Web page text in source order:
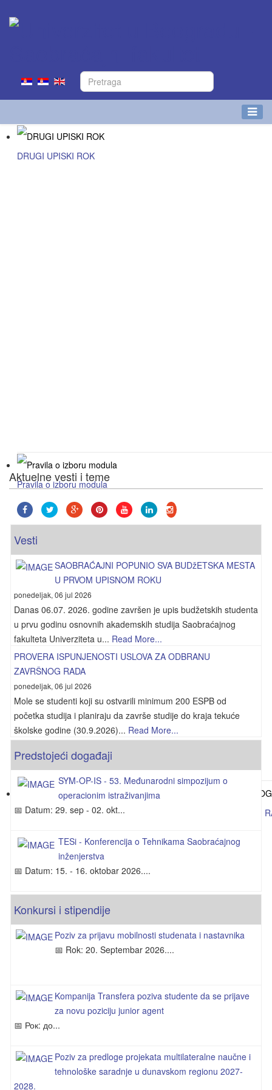
DRUGI UPISKI ROK
Pravila o izboru modula
za studente prve godine osnovnih akademskih
PROVERA ISPUNJENOSTI USLOVA ZA ODBRANU ZAVRŠNOG
Aktuelne vesti i teme
Vesti
SAOBRAĆAJNI POPUNIO SVA BUDžETSKA MESTA
U PRVOM UPISNOM ROKU
ponedeljak, 06 jul 2026
Danas 06.07. 2026. godine završen je upis budžetskih studenta
u prvu godinu osnovnih akademskih studija Saobraćajnog
fakulteta Univerziteta u... Read More...
PROVERA ISPUNJENOSTI USLOVA ZA ODBRANU
ZAVRŠNOG RADA
ponedeljak, 06 jul 2026
Mole se studenti koji su ostvarili minimum 200 ESPB od
početka studija i planiraju da završe studije do kraja tekuće
školske godine (30.9.2026)... Read More...
Predstojeći događaji
SYM-OP-IS - 53. Međunarodni simpozijum o
operacionim istraživanjima
📅 Datum: 29. sep - 02. okt...
TESi - Konferencija o Tehnikama Saobraćajnog
inženjerstva
📅 Datum: 15. - 16. oktobar 2026....
Konkursi i stipendije
Poziv za prijavu mobilnosti studenata i nastavnika
📅 Rok: 20. Septembar 2026....
Kompanija Transfera poziva studente da se prijave
za novu poziciju junior agent
📅 Рок: до...
Poziv za predloge projekata multilateralne naučne i
tehnološke saradnje u dunavskom regionu 2027-
2028.